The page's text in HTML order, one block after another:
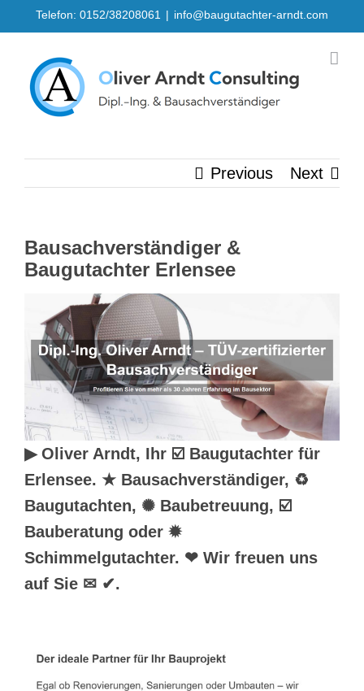
to
content
Telefon: 0152/38208061 | info@baugutachter-arndt.com
Previous Next
Bausachverständiger &
Baugutachter Erlensee
▶︎ Oliver Arndt, Ihr ☑️ Baugutachter für
Erlensee. ★ Bausachverständiger, ♻
Baugutachten, ✺ Baubetreuung, ☑️
Bauberatung oder ✹
Schimmelgutachter. ❤ Wir freuen uns
auf Sie ✉ ✔.